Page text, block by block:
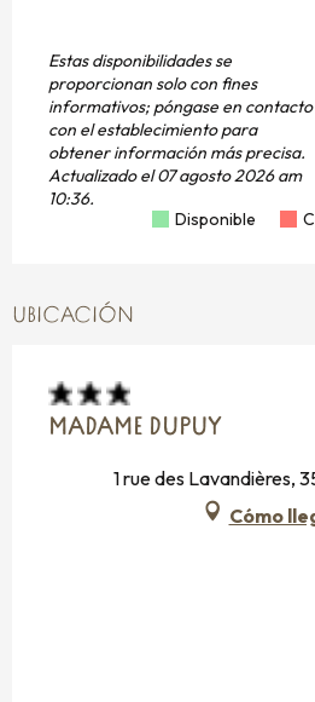
Estas disponibilidades se
proporcionan solo con fines
informativos; póngase en contacto
con el establecimiento para
obtener información más precisa.
Actualizado el07 agosto 2026 am
10:36.
Disponible
UBICACIÓN
MADAME DUPUY
1 rue des Lavandières,
Cómo